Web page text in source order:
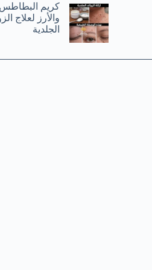
كريم البطاطس
والأرز لعلاج
الجلدية